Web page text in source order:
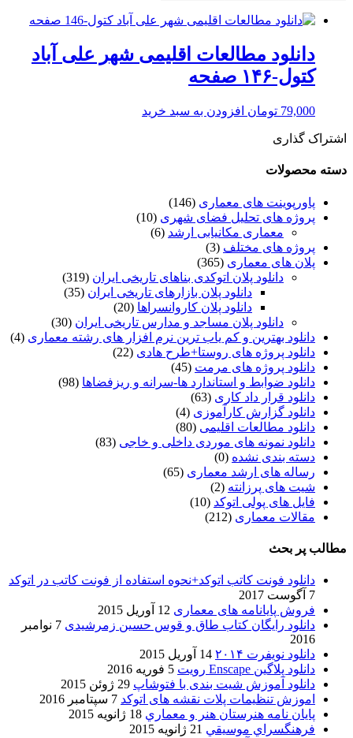
دانلود مطالعات اقلیمی شهر علی آباد
کتول-۱۴۶ صفحه
79,000 تومان افزودن به سبد خرید
اشتراک گذاری
دسته محصولات
پاورپوینت های معماری (146)
پروژه های تحلیل فضای شهری (10)
معماری مکانیابی ارشد (6)
پروژه های مختلف (3)
پلان های معماری (365)
دانلود پلان اتوکدی بناهای تاریخی ایران (319)
دانلود پلان بازارهای تاریخی ایران (35)
دانلود پلان کاروانسراها (20)
دانلود پلان مساجد و مدارس تاریخی ایران (30)
دانلود بهترین و کم یاب ترین نرم افزار های رشته معماری (4)
دانلود پروژه های روستا+طرح هادی (22)
دانلود پروژه های مرمت (45)
دانلود ضوابط و استاندارد ها-سرانه و ریزفضاها (98)
دانلود قرار داد کاری (63)
دانلود گزارش کارآموزی (4)
دانلود مطالعات اقلیمی (80)
دانلود نمونه های موردی داخلی و خاجی (83)
دسته بندی نشده (0)
رساله های ارشد معماری (65)
شیت های پرزانته (2)
فایل های پولی اتوکد (10)
مقالات معماری (212)
مطالب پر بحث
دانلود فونت کاتب اتوکد+نحوه استفاده از فونت کاتب در اتوکد
7 آگوست 2017
فروش پایانامه های معماری 12 آوریل 2015
دانلود رایگان کتاب طاق و قوس حسین زمرشیدی
7 نوامبر
2016
دانلود نویفرت ۲۰۱۴
14 آوریل 2015
دانلود پلاگین Enscape رویت
5 فوریه 2016
دانلود آموزش شیت بندی با فتوشاپ 29 ژوئن 2015
اموزش تنظیمات پلات نقشه های اتوکد 7 سپتامبر 2016
پایان نامه هنرستان هنر و معماري 18 ژانویه 2015
فرهنگسراي موسيقي 21 ژانویه 2015